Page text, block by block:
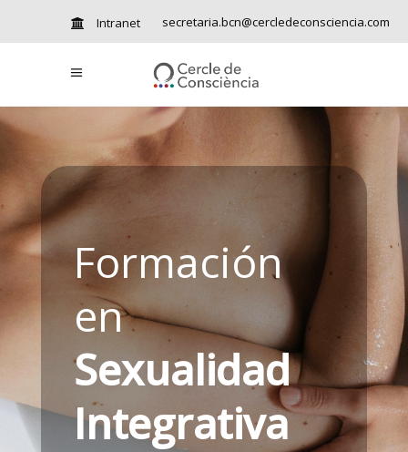
Intranet secretaria.bcn@cercledeconsciencia.com
Formación
en
Sexualidad
Integrativa